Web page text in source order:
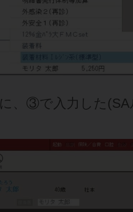
、③で入力した(SA